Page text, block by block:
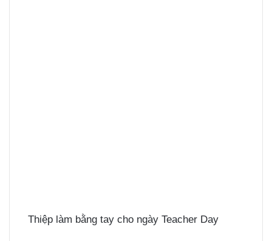
Thiệp làm bằng tay cho ngày Teacher Day